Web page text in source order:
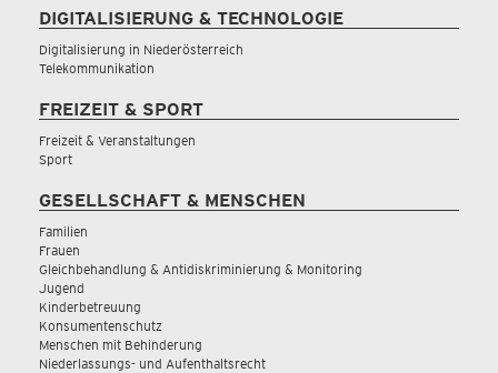
DIGITALISIERUNG & TECHNOLOGIE
Digitalisierung in Niederösterreich
Telekommunikation
FREIZEIT & SPORT
Freizeit & Veranstaltungen
Sport
GESELLSCHAFT & MENSCHEN
Familien
Frauen
Gleichbehandlung & Antidiskriminierung & Monitoring
Jugend
Kinderbetreuung
Konsumentenschutz
Menschen mit Behinderung
Niederlassungs- und Aufenthaltsrecht